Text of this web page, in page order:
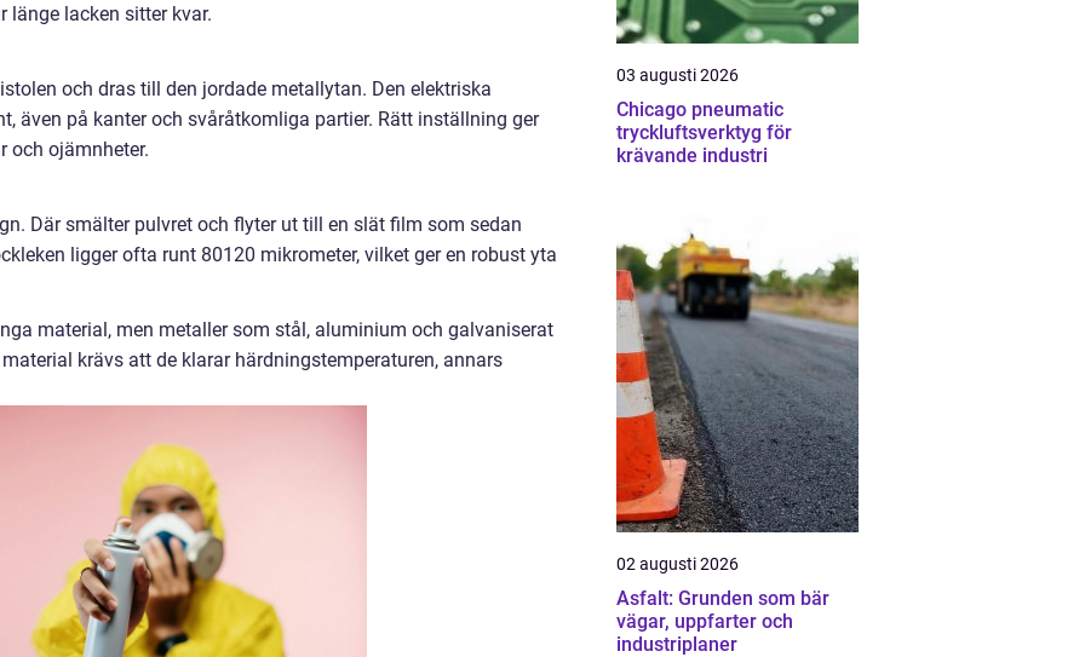
länge lacken sitter kvar.
och dras till den jordade metallytan. Den elektriska
även på kanter och svåråtkomliga partier. Rätt inställning ger
och ojämnheter.
Där smälter pulvret och flyter ut till en slät film som sedan
ligger ofta runt 80120 mikrometer, vilket ger en robust yta
material, men metaller som stål, aluminium och galvaniserat
krävs att de klarar härdningstemperaturen, annars
03 augusti 2026
Chicago pneumatic
tryckluftsverktyg för
krävande industri
02 augusti 2026
Asfalt: Grunden som bär
vägar, uppfarter och
industriplaner